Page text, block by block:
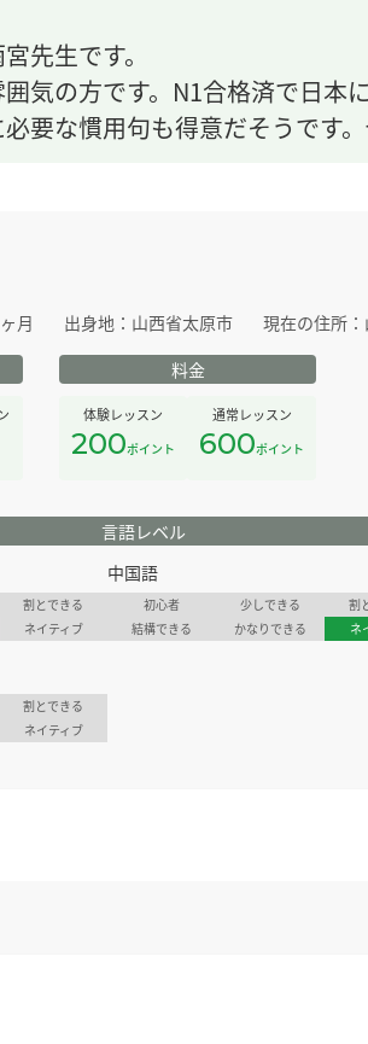
先生です。
気の方です。N1合格済で日本
要な慣用句も得意だそうです
月 出身地： 山西省太原市 現在の住所：
料金
体験レッスン
200ポイント
通常レッスン
600ポイント
言語レベル
割とできる
ネイティブ
中国語
初心者 少しできる
割
結構できる
かなりできる ネ
割とできる
ネイティブ